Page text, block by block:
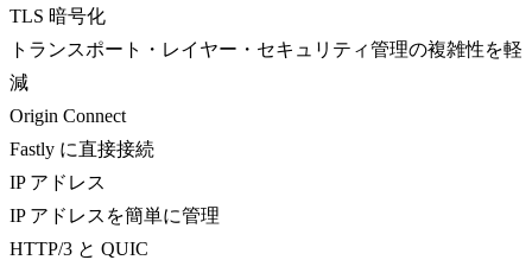
TLS 暗号化
トランスポート・レイヤー・セキュリティ管理の複雑性を軽
減
Origin Connect
Fastly に直接接続
IP アドレス
IP アドレスを簡単に管理
HTTP/3 と QUIC